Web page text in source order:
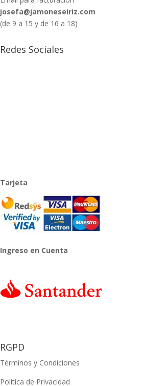
josefa@jamoneseiriz.com
(de 9 a 15 y de 16 a 18)
Redes Sociales
Tarjeta
Ingreso en Cuenta
RGPD
Términos y Condiciones
Política de Privacidad